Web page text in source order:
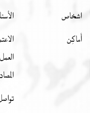
اشخاص
أَماكِن